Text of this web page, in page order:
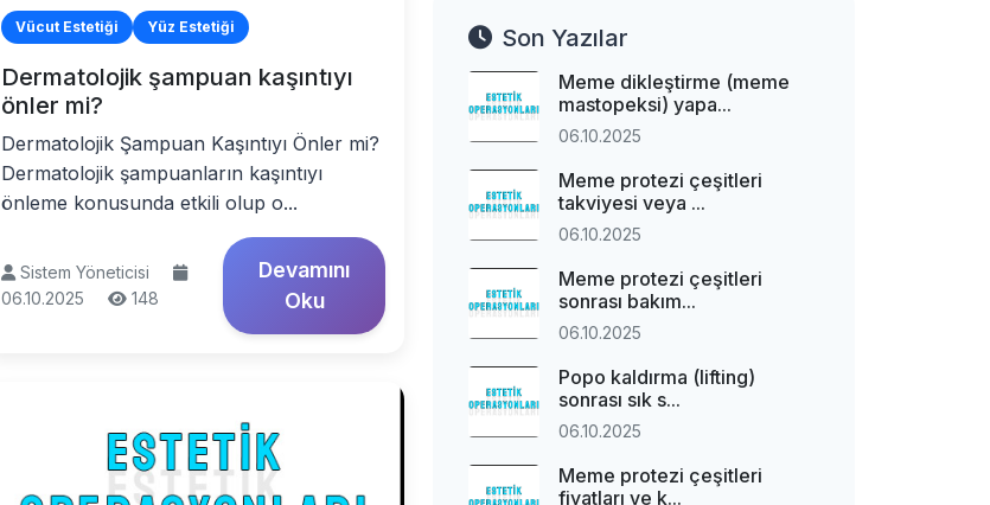
Vücut Estetiği Yüz Estetiği
Dermatolojik şampuan kaşıntıyı
önler mi?
Dermatolojik Şampuan Kaşıntıyı Önler mi?
Dermatolojik şampuanların kaşıntıyı
önleme konusunda etkili olup o...
Sistem Yöneticisi
06.10.2025
148
Devamını
Oku
Son Yazılar
Meme dikleştirme (meme
mastopeksi) yapa...
06.10.2025
Meme protezi çeşitleri
takviyesi veya ...
06.10.2025
Meme protezi çeşitleri
sonrası bakım...
06.10.2025
Popo kaldırma (lifting)
sonrası sık s...
06.10.2025
Meme protezi çeşitleri
fiyatları ve k...